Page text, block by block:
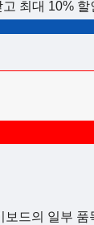
최대 10% 할
드의 일부